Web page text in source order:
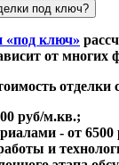
под ключ?
«под ключ»
от многих
отделки
руб/м.кв.;
- от
и